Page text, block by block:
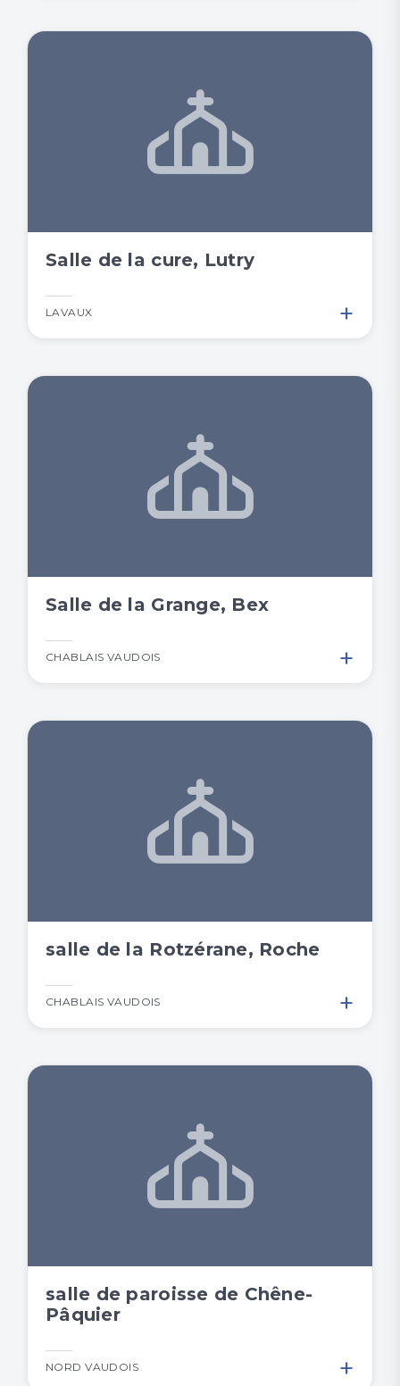
Salle de la cure, Lutry
LAVAUX +
Salle de la Grange, Bex
CHABLAIS VAUDOIS +
salle de la Rotzérane, Roche
CHABLAIS VAUDOIS +
salle de paroisse de Chêne-
Pâquier
NORD VAUDOIS +